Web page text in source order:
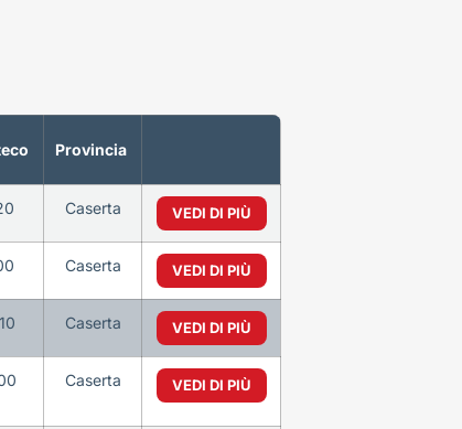
Provincia
Caserta VEDI DI PIÙ
Caserta VEDI DI PIÙ
Caserta VEDI DI PIÙ
Caserta VEDI DI PIÙ